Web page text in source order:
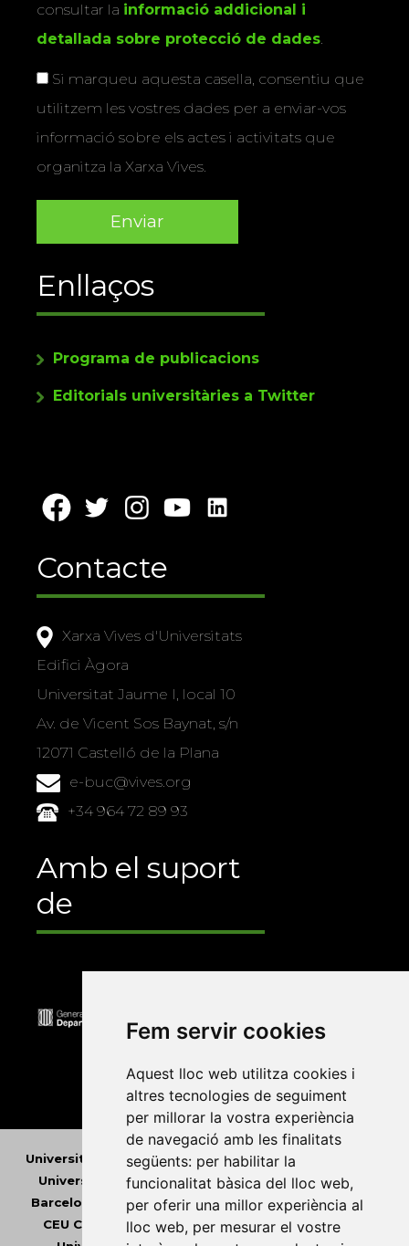
Fem servir cookies
Aquest lloc web utilitza cookies i
altres tecnologies de seguiment
per millorar la vostra experiència
de navegació amb les finalitats
següents: per habilitar la
funcionalitat bàsica del lloc web,
per oferir una millor experiència al
lloc web, per mesurar el vostre
consultar la informació addicional i
detallada sobre protecció de dades.
Si marqueu aquesta casella, consentiu que
utilitzem les vostres dades per a enviar-vos
informació sobre els actes i activitats que
organitza la Xarxa Vives.
Enllaços
Programa de publicacions
Editorials universitàries a Twitter
Contacte
Xarxa Vives d'Universitats
Edifici Àgora
Universitat Jaume I, local 10
Av. de Vicent Sos Baynat, s/n
12071 Castelló de la Plana
e-buc@vives.org
+34 964 72 89 93
Amb el suport
de
Universitat Abat Oliba CEU•Universitat d'Alacant
Universitat d'Andorra•Universitat Autònoma de
Barcelona
Universitat de Barcelona•Universitat
CEU Cardenal Herrera
•Universitat de Girona